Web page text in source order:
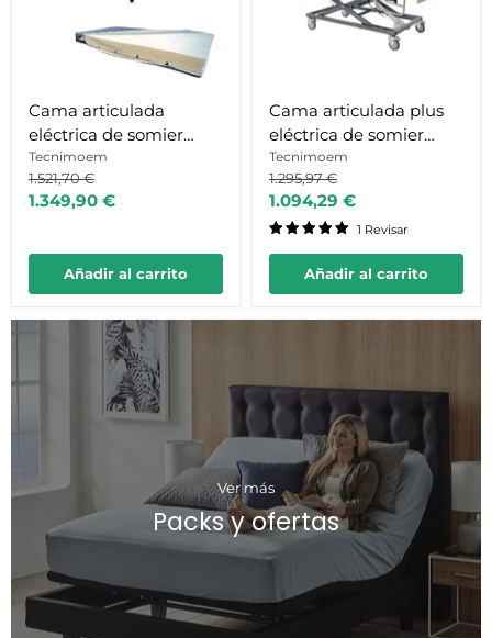
viscoelástico
piecero
+
carro
elevador
+
barandillas
plegables
Cama articulada
eléctrica de somier
90cm + colchón
viscoelástico + cabecero
+ piecero + carro
plegables
Tecnimoem
Precio
original
1.521,70 €
Precio
1.349,90 €
Añadir al carrito
cabecero
carro
elevador
+
barandillas
plegables
Cama articulada plus
eléctrica de somier
90cm + cabecero +
piecero + carro
elevador + barandillas
plegables
Tecnimoem
Precio
original
1.295,97 €
Precio
actual
1.094,29 €
1 Revisar
Añadir al carrito
Ver más
Packs y ofertas